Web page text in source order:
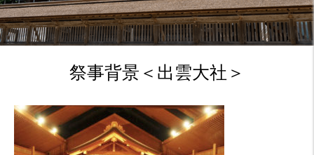
祭事背景＜出雲大社＞